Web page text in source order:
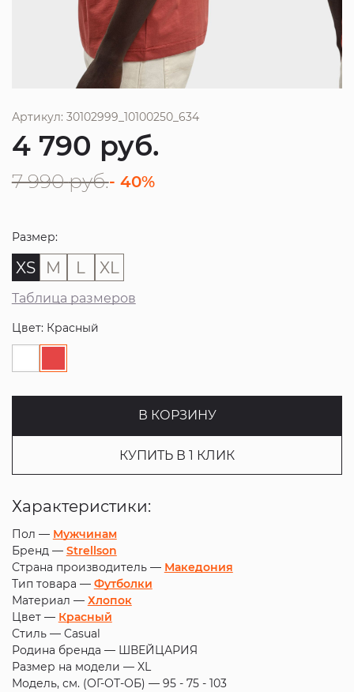
Артикул: 30102999_10100250_634
4 790 руб.
7 990 руб.- 40%
Размер:
XS M L XL
Таблица размеров
Цвет: Красный
В КОРЗИНУ
КУПИТЬ В 1 КЛИК
Характеристики:
Пол — Мужчинам
Бренд — Strellson
Страна производитель — Македония
Тип товара — Футболки
Материал — Хлопок
Цвет — Красный
Стиль — Casual
Родина бренда — ШВЕЙЦАРИЯ
Размер на модели — XL
Модель, см. (ОГ-ОТ-ОБ) — 95 - 75 - 103